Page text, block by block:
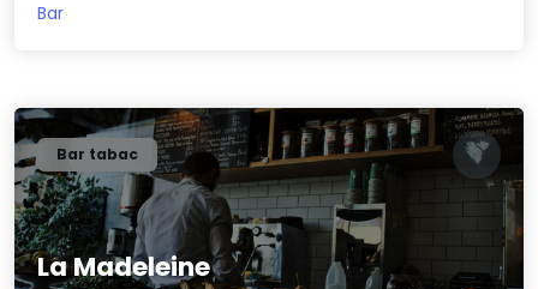
Bar
La Madeleine
Bar tabac